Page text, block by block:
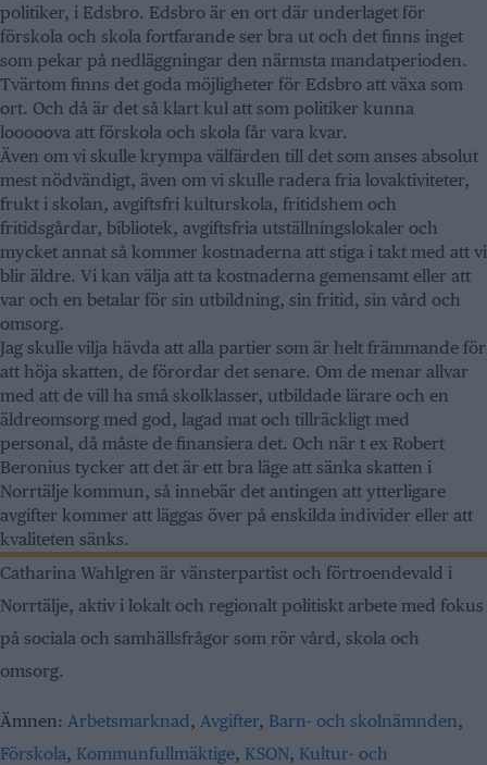
politiker, i Edsbro. Edsbro är en ort där underlaget för
förskola och skola fortfarande ser bra ut och det finns inget
som pekar på nedläggningar den närmsta mandatperioden.
Tvärtom finns det goda möjligheter för Edsbro att växa som
ort. Och då är det så klart kul att som politiker kunna
looooova att förskola och skola får vara kvar.
Även om vi skulle krympa välfärden till det som anses absolut
mest nödvändigt, även om vi skulle radera fria lovaktiviteter,
frukt i skolan, avgiftsfri kulturskola, fritidshem och
fritidsgårdar, bibliotek, avgiftsfria utställningslokaler och
mycket annat så kommer kostnaderna att stiga i takt med att vi
blir äldre. Vi kan välja att ta kostnaderna gemensamt eller att
var och en betalar för sin utbildning, sin fritid, sin vård och
omsorg.
Jag skulle vilja hävda att alla partier som är helt främmande för
att höja skatten, de förordar det senare. Om de menar allvar
med att de vill ha små skolklasser, utbildade lärare och en
äldreomsorg med god, lagad mat och tillräckligt med
personal, då måste de finansiera det. Och när t ex Robert
Beronius tycker att det är ett bra läge att sänka skatten i
Norrtälje kommun, så innebär det antingen att ytterligare
avgifter kommer att läggas över på enskilda individer eller att
kvaliteten sänks.
Catharina Wahlgren är vänsterpartist och förtroendevald i
Norrtälje, aktiv i lokalt och regionalt politiskt arbete med fokus
på sociala och samhällsfrågor som rör vård, skola och
omsorg.
Ämnen: Arbetsmarknad, Avgifter, Barn- och skolnämnden,
Förskola, Kommunfullmäktige, KSON, Kultur- och